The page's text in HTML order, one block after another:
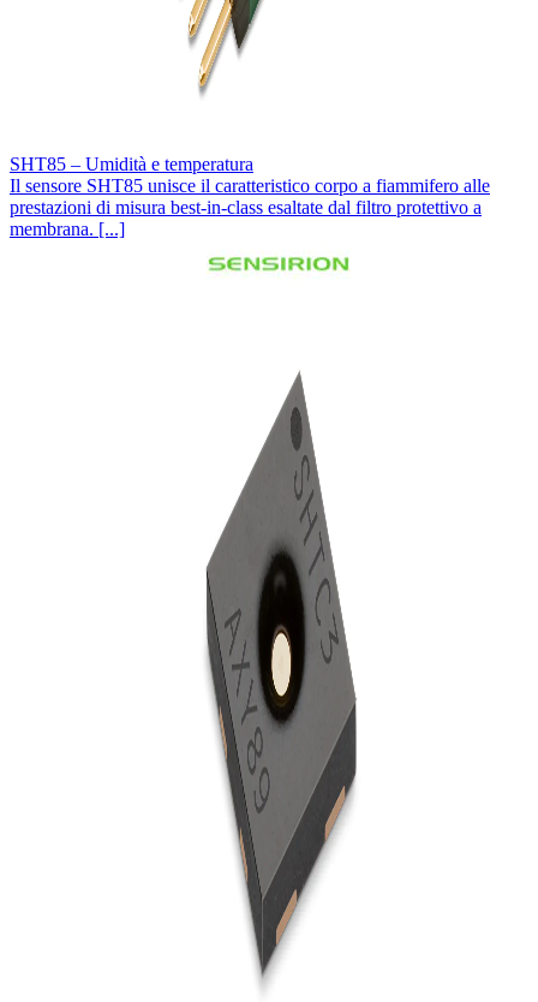
SHT85 – Umidità e temperatura
Il sensore SHT85 unisce il caratteristico corpo a fiammifero alle
prestazioni di misura best-in-class esaltate dal filtro protettivo a
membrana. [...]